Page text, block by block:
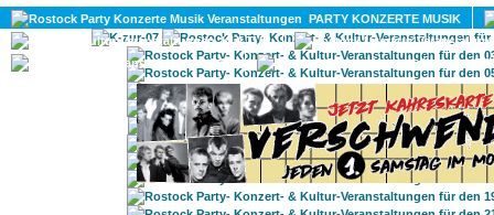
PARTY KONZERTE MUSIK
KULTUR
GAY